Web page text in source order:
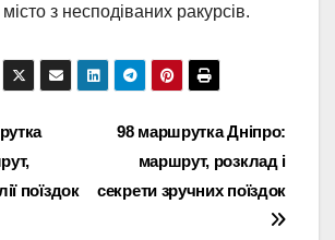
з несподіваних ракурсів.
98 маршрутка Дніпро:
маршрут, розклад і
секрети зручних поїздок
поїздок